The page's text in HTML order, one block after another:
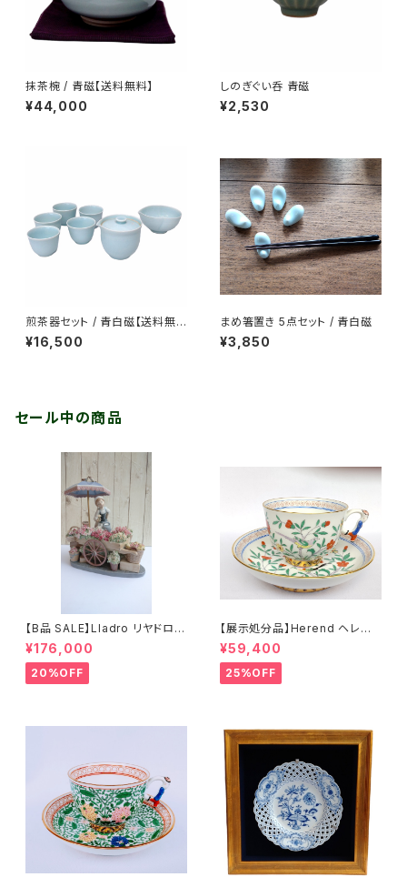
抹茶椀 / 青磁【送料無料】
¥44,000
しのぎぐい呑 青磁
¥2,530
煎茶器セット / 青白磁【送料無
料】
¥16,500
まめ箸置き 5点セット / 青白磁
¥3,850
セール中の商品
【B品 SALE】Lladro リヤドロ
「公園通りの花屋さん」
¥176,000
20%OFF
【展示処分品】Herend ヘレンド
中国の鳥 カップ＆ソーサー
¥59,400
25%OFF